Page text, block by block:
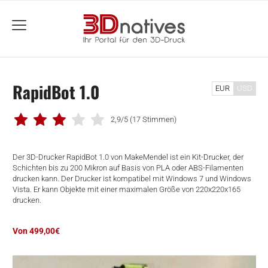
menu
RapidBot 1.0
2,9/5 (17 Stimmen)
Der 3D-Drucker RapidBot 1.0 von MakeMendel ist ein Kit-Drucker, der
Schichten bis zu 200 Mikron auf Basis von PLA oder ABS-Filamenten
drucken kann. Der Drucker ist kompatibel mit Windows 7 und Windows
Vista. Er kann Objekte mit einer maximalen Größe von 220x220x165
drucken.
EUR USD
Von 499,00€